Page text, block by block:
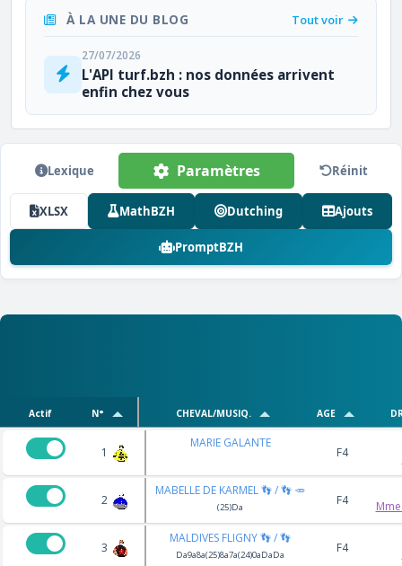
À LA UNE DU BLOG Tout voir
27/07/2026
L'API turf.bzh : nos données arrivent
enfin chez vous
Lexique Paramètres Réinit
XLSX MathBZH Dutching Ajouts
PromptBZH
Actif N° CHEVAL/MUSIQ. AGE
1
MARIE GALANTE
F4
2
MABELLE DE KARMEL 👣 / 👣 🥕
(25)Da F4
3
MALDIVES FLIGNY 👣 / 👣
Da9a8a(25)8a7a(24)0aDaDa F4